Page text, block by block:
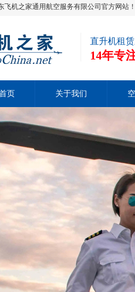
飞机之家通用航空服务有限公司官方网站
直升机租
14年专
页 关于我们